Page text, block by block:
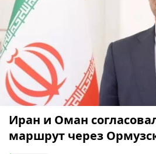
Иран и Оман
маршрут через